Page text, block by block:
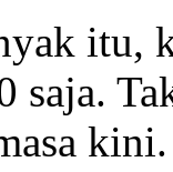
itu,
saja.